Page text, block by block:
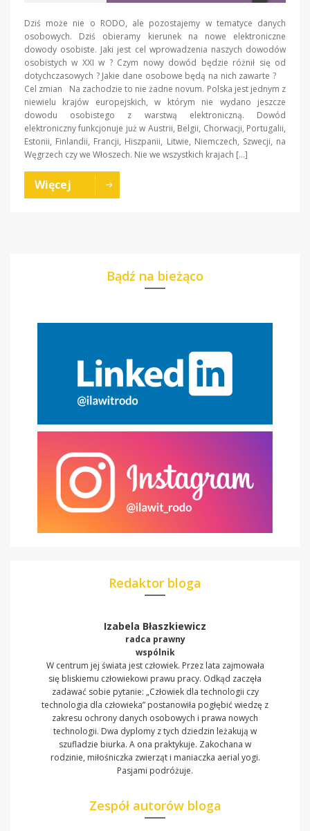
Dziś może nie o RODO, ale pozostajemy w tematyce danych
osobowych. Dziś obieramy kierunek na nowe elektroniczne
dowody osobiste. Jaki jest cel wprowadzenia naszych dowodów
osobistych w XXI w ? Czym nowy dowód będzie różnił się od
dotychczasowych ? Jakie dane osobowe będą na nich zawarte ?
Cel zmian Na zachodzie to nie żadne novum. Polska jest jednym z
niewielu krajów europejskich, w którym nie wydano jeszcze
dowodu osobistego z warstwą elektroniczną. Dowód
elektroniczny funkcjonuje już w Austrii, Belgii, Chorwacji, Portugalii,
Estonii, Finlandii, Francji, Hiszpanii, Litwie, Niemczech, Szwecji, na
Węgrzech czy we Włoszech. Nie we wszystkich krajach […]
Więcej
Bądź na bieżąco
Redaktor bloga
Izabela Błaszkiewicz
radca prawny
wspólnik
W centrum jej świata jest człowiek. Przez lata zajmowała
się bliskiemu człowiekowi prawu pracy. Odkąd zaczęła
zadawać sobie pytanie: „Człowiek dla technologii czy
technologia dla człowieka” postanowiła pogłębić wiedzę z
zakresu ochrony danych osobowych i prawa nowych
technologii. Dwa dyplomy z tych dziedzin leżakują w
szufladzie biurka. A ona praktykuje. Zakochana w
rodzinie, miłośniczka zwierząt i maniaczka aerial yogi.
Pasjami podróżuje.
Zespół autorów bloga